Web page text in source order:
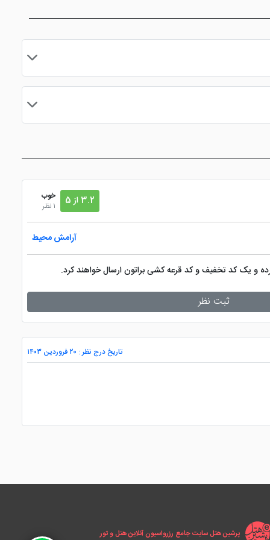
3.2 از 5
خوب
1 نظر
آرامش محیط
و یک کد تخفیف و کد قرعه کشی براتون ارسال خواهند کرد.
ثبت نظر
تاریخ درج نظر : ۲۰ فروردین ۱۴۰۳
پرشین هتل سایت جامع رزرواسیون آنلاین هتل و تور